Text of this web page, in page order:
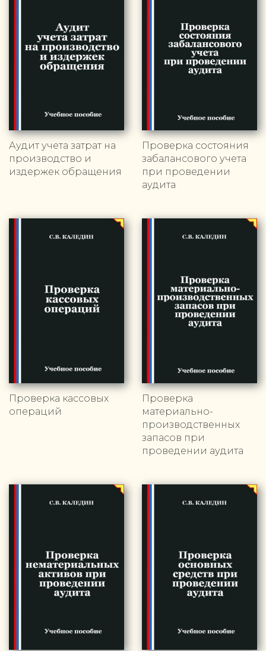
Аудит учета затрат на
производство и
издержек обращения
Проверка состояния
забалансового учета
при проведении
аудита
Проверка кассовых
операций
Проверка
материально-
производственных
запасов при
проведении аудита